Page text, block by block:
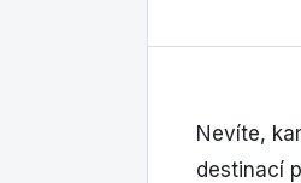
Nevíte,
destinací